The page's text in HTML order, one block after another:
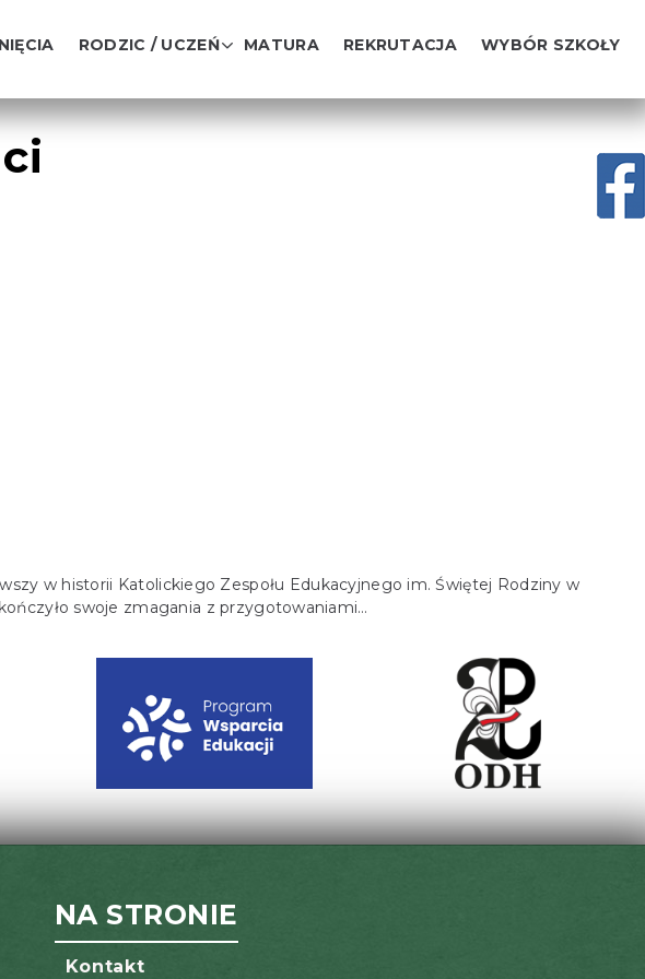
RODZIC / UCZEŃ MATURA REKRUTACJA WYBÓR SZKOŁY
w historii Katolickiego Zespołu Edukacyjnego im. Świętej Rodziny w
swoje zmagania z przygotowaniami…
NA STRONIE
Kontakt